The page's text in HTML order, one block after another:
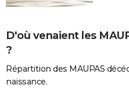
D'où venaient les
?
Répartition des MAUPAS
naissance.